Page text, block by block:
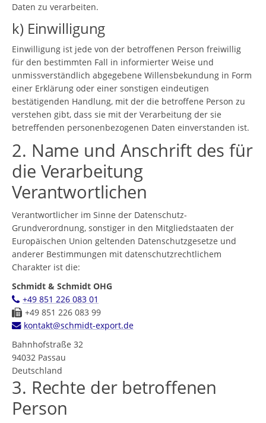
Daten zu verarbeiten.
k) Einwilligung
Einwilligung ist jede von der betroffenen Person freiwillig
für den bestimmten Fall in informierter Weise und
unmissverständlich abgegebene Willensbekundung in Form
einer Erklärung oder einer sonstigen eindeutigen
bestätigenden Handlung, mit der die betroffene Person zu
verstehen gibt, dass sie mit der Verarbeitung der sie
betreffenden personenbezogenen Daten einverstanden ist.
2. Name und Anschrift des für
die Verarbeitung
Verantwortlichen
Verantwortlicher im Sinne der Datenschutz-
Grundverordnung, sonstiger in den Mitgliedstaaten der
Europäischen Union geltenden Datenschutzgesetze und
anderer Bestimmungen mit datenschutzrechtlichem
Charakter ist die:
Schmidt & Schmidt OHG
+49 851 226 083 01
+49 851 226 083 99
kontakt@schmidt-export.de
Bahnhofstraße 32
94032 Passau
Deutschland
3. Rechte der betroffenen
Person